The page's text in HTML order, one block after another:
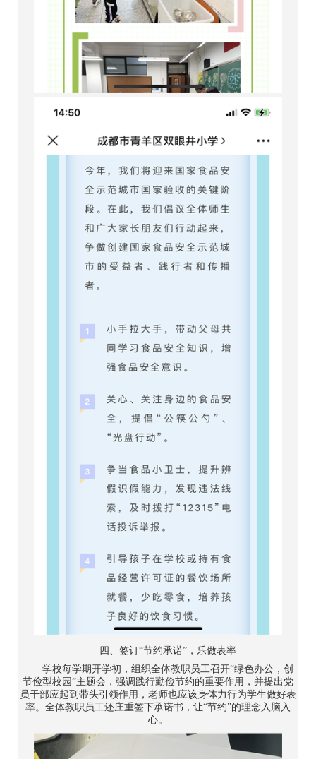
四、签订“节约承诺”，乐做表率
学校每学期开学初，组织全体教职员工召开“绿色办公，创
节俭型校园”主题会，强调践行勤俭节约的重要作用，并提出党
员干部应起到带头引领作用，老师也应该身体力行为学生做好表
率。全体教职员工还庄重签下承诺书，让“节约”的理念入脑入
心。